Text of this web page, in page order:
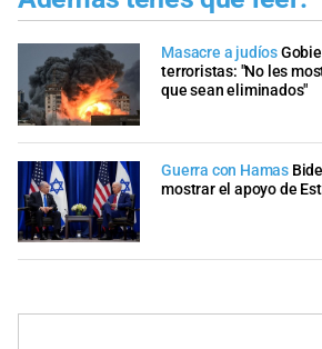
Masacre a judíos
terroristas: "No les
que sean eliminados"
Guerra con Hamas
mostrar el apoyo de